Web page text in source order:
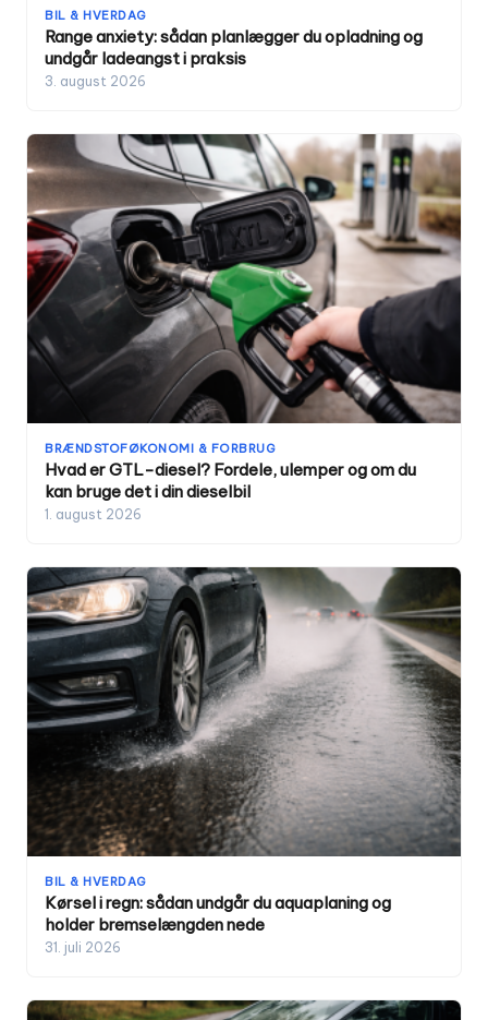
BIL & HVERDAG
Range anxiety: sådan planlægger du opladning og
undgår ladeangst i praksis
3. august 2026
BRÆNDSTOFØKONOMI & FORBRUG
Hvad er GTL-diesel? Fordele, ulemper og om du
kan bruge det i din dieselbil
1. august 2026
BIL & HVERDAG
Kørsel i regn: sådan undgår du aquaplaning og
holder bremselængden nede
31. juli 2026